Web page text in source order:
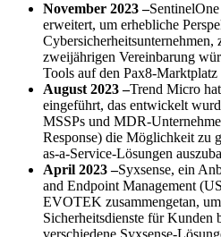
November 2023 –
erweitert, um erhebliche
Cybersicherheitsunternehmen,
zweijährigen Vereinbarung
Tools auf den Pax8-Marktplatz
August 2023 –Trend Micro
eingeführt, das entwickelt
MSSPs und MDR-
Response) die Möglichkeit zu
as-a-Service-Lösungen
April 2023 –Syxsense, ein
and Endpoint Management
EVOTEK zusammengetan,
Sicherheitsdienste für Kunden